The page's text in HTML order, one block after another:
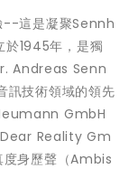
--這是凝聚Sennh
1945年，是獨
Andreas Senn
技術領域的領先
GmbH
Dear Reality Gm
身歷聲（Ambis